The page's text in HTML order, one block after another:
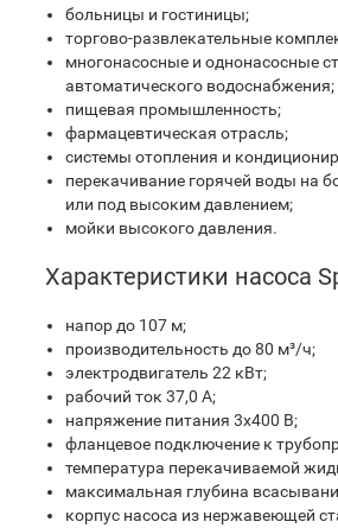
больницы и гостиницы;
торгово-развлекательные
многонасосные и однонасосные
автоматического водоснабжения;
пищевая промышленность;
фармацевтическая отрасль;
системы отопления и
перекачивание горячей воды на
или под высоким давлением;
мойки высокого давления.
Характеристики насоса
напор до 107 м;
производительность до 80 м³/ч;
электродвигатель 22 кВт;
рабочий ток 37,0 A;
напряжение питания 3х400 В;
фланцевое подключение к
температура перекачиваемой
максимальная глубина
корпус насоса из нержавеющей